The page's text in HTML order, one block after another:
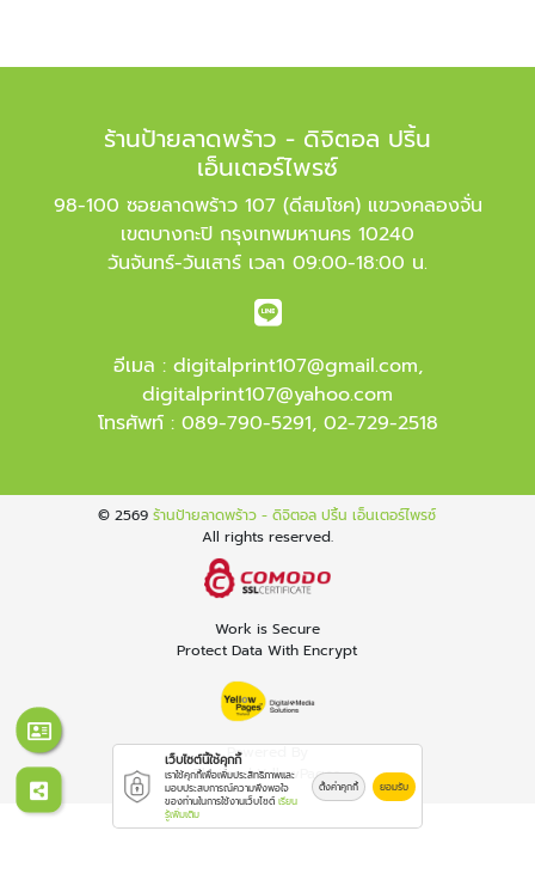
ร้านป้ายลาดพร้าว - ดิจิตอล ปริ้น
เอ็นเตอร์ไพรซ์
98-100 ซอยลาดพร้าว 107 (ดีสมโชค) แขวงคลองจั่น
เขตบางกะปิ กรุงเทพมหานคร 10240
วันจันทร์-วันเสาร์ เวลา 09:00-18:00 น.
อีเมล : digitalprint107@gmail.com,
digitalprint107@yahoo.com
โทรศัพท์ : 089-790-5291, 02-729-2518
© 2569ร้านป้ายลาดพร้าว - ดิจิตอล ปริ้น เอ็นเตอร์ไพรซ์
All rights reserved.
Work is Secure
Protect Data With Encrypt
Powered By
Thailand YellowPages
เว็บไซต์นี้ใช้คุกกี้
เราใช้คุกกี้เพื่อเพิ่มประสิทธิภาพและ
มอบประสบการณ์ความพึงพอใจ
ของท่านในการใช้งานเว็บไซต์ เรียน
รู้เพิ่มเติม
ตั้งค่าคุกกี้ ยอมรับ